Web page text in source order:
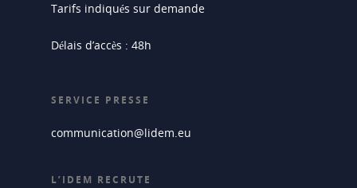
Tarifs indiqués sur demande
Délais d’accès : 48h
SERVICE PRESSE
communication@lidem.eu
L’IDEM RECRUTE